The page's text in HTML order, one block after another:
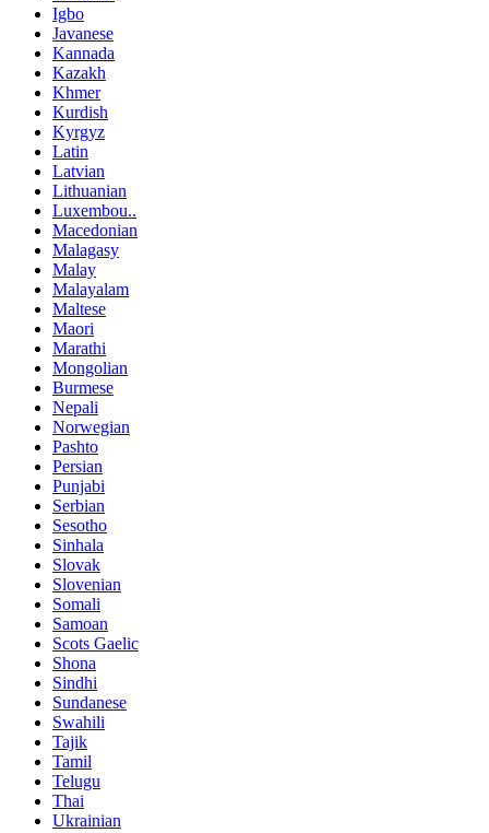
Igbo
Javanese
Kannada
Kazakh
Khmer
Kurdish
Kyrgyz
Latin
Latvian
Lithuanian
Luxembou..
Macedonian
Malagasy
Malay
Malayalam
Maltese
Maori
Marathi
Mongolian
Burmese
Nepali
Norwegian
Pashto
Persian
Punjabi
Serbian
Sesotho
Sinhala
Slovak
Slovenian
Somali
Samoan
Scots Gaelic
Shona
Sindhi
Sundanese
Swahili
Tajik
Tamil
Telugu
Thai
Ukrainian